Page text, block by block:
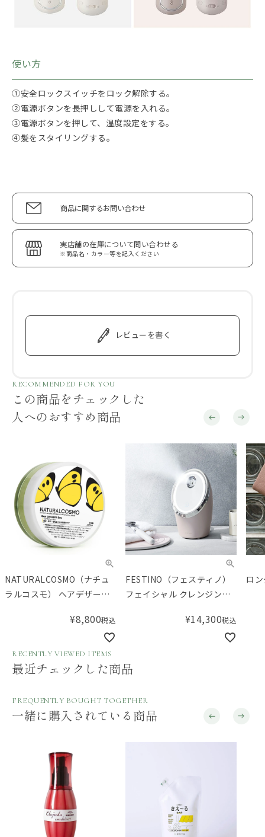
使い方
①安全ロックスイッチをロック解除する。
②電源ボタンを長押しして電源を入れる。
③電源ボタンを押して、温度設定をする。
④髪をスタイリングする。
商品に関するお問い合わせ
実店舗の在庫について問い合わせる
※商品名・カラー等を記入ください
レビューを書く
RECOMMENDED FOR YOU
この商品をチェックした
人へのおすすめ商品
NATURALCOSMO（ナチュ
ラルコスモ） ヘアデザート
¥8,800税込
FESTINO（フェスティノ）
フェイシャル クレンジング
¥14,300税込
ロ
RECENTLY VIEWED ITEMS
最近チェックした商品
FREQUENTLY BOUGHT TOGETHER
一緒に購入されている商品